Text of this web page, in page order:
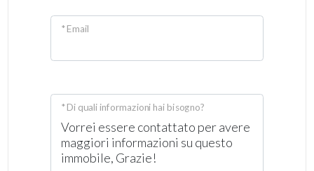
* Email
* Di quali informazioni hai bisogno?